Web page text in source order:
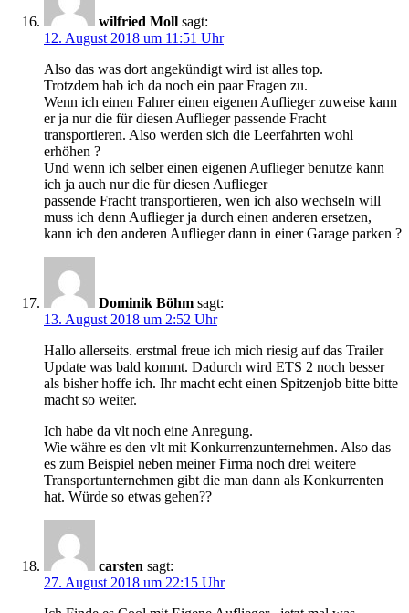
wilfried Moll sagt:
12. August 2018 um 11:51 Uhr
Also das was dort angekündigt wird ist alles top.
Trotzdem hab ich da noch ein paar Fragen zu.
Wenn ich einen Fahrer einen eigenen Auflieger zuweise kann
er ja nur die für diesen Auflieger passende Fracht
transportieren. Also werden sich die Leerfahrten wohl
erhöhen ?
Und wenn ich selber einen eigenen Auflieger benutze kann
ich ja auch nur die für diesen Auflieger
passende Fracht transportieren, wen ich also wechseln will
muss ich denn Auflieger ja durch einen anderen ersetzen,
kann ich den anderen Auflieger dann in einer Garage parken ?
Dominik Böhm sagt:
13. August 2018 um 2:52 Uhr
Hallo allerseits. erstmal freue ich mich riesig auf das Trailer
Update was bald kommt. Dadurch wird ETS 2 noch besser
als bisher hoffe ich. Ihr macht echt einen Spitzenjob bitte bitte
macht so weiter.
Ich habe da vlt noch eine Anregung.
Wie währe es den vlt mit Konkurrenzunternehmen. Also das
es zum Beispiel neben meiner Firma noch drei weitere
Transportunternehmen gibt die man dann als Konkurrenten
hat. Würde so etwas gehen??
carsten sagt:
27. August 2018 um 22:15 Uhr